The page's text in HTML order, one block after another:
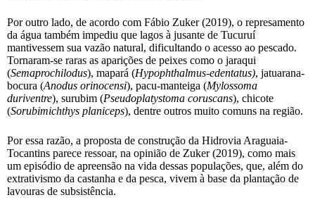
Por outro lado, de acordo com Fábio Zuker (2019), o represamento
da água também impediu que lagos à jusante de Tucuruí
mantivessem sua vazão natural, dificultando o acesso ao pescado.
Tornaram-se raras as aparições de peixes como o jaraqui
(Semaprochilodus), mapará (Hypophthalmus-edentatus), jatuarana-
bocura (Anodus orinocensi), pacu-manteiga (Mylossoma
duriventre), surubim (Pseudoplatystoma coruscans), chicote
(Sorubimichthys planiceps), dentre outros muito comuns na região.
Por essa razão, a proposta de construção da Hidrovia Araguaia-
Tocantins parece ressoar, na opinião de Zuker (2019), como mais
um episódio de apreensão na vida dessas populações, que, além do
extrativismo da castanha e da pesca, vivem à base da plantação de
lavouras de subsistência.